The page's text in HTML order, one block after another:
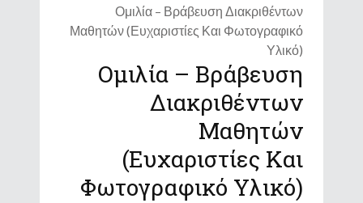
Ομιλία – Βράβευση Διακριθέντων
Μαθητών (Ευχαριστίες Και Φωτογραφικό
Υλικό)
Ομιλία – Βράβευση
Διακριθέντων
Μαθητών
(Ευχαριστίες Και
Φωτογραφικό Υλικό)